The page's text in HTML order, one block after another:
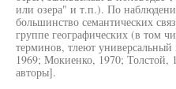
или озера" и т.п.). По
большинство семантических
группе географических (в том
терминов, тлеют
1969; Мокиенко, 1970; Толстой,
авторы].